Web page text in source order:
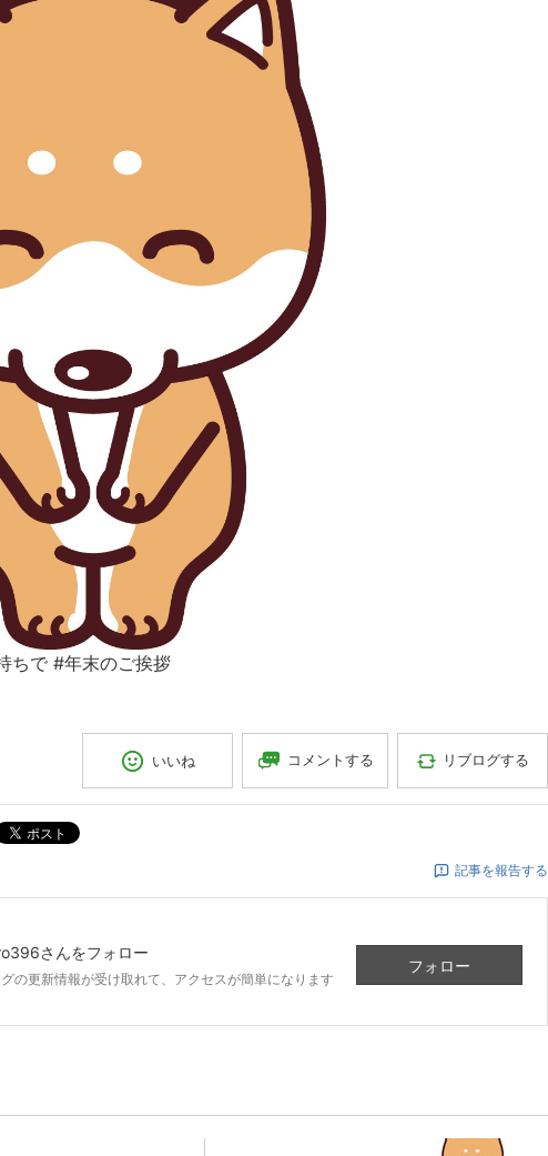
ちで #年末のご挨拶
いいね コメントする リブログする
ポスト
記事を報告する
さんをフォロー
の更新情報が受け取れて、アクセスが簡単になります
フォロー